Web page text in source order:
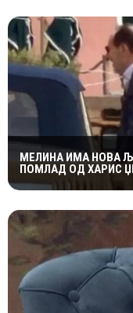
МЕЛИНА ИМА НОВА
ПОМЛАД ОД ХАРИС